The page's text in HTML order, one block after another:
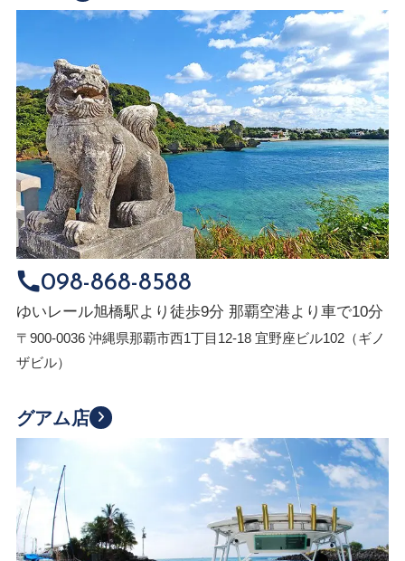
098-868-8588
ゆいレール旭橋駅より徒歩9分 那覇空港より車で10分
〒900-0036 沖縄県那覇市西1丁目12-18 宜野座ビル102（ギノ
ザビル）
グアム店